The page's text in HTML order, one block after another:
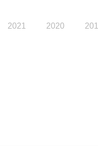
2021 2020